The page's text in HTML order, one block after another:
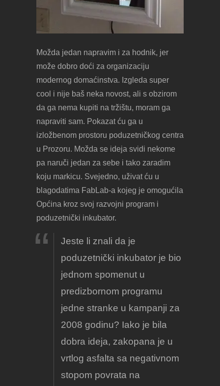
Možda jedan napravim i za hodnik, jer
može dobro doći za organizaciju
modernog domaćinstva. Izgleda super
cool i nije baš neka novost, ali s obzirom
da ga nema kupiti na tržištu, moram ga
napraviti sam. Pokazat ću ga u
izložbenom prostoru poduzetničkog centra
u Prozoru. Možda se ideja svidi nekome
pa naruči jedan za sebe i tako zaradim
koju markicu. Svejedno, uživat ću u
blagodatima FabLab-a kojeg je omogućila
Općina kroz svoj razvojni program i
poduzetnički inkubator.
Jeste li znali da je
poduzetnički inkubator je bio
jednom spomenut u
predizbornom programu
jedne stranke u kampanji za
2008 godinu? Iako je bila
dobra ideja, zakopana je u
vrtlog asfalta sa negativnom
stopom povrata na